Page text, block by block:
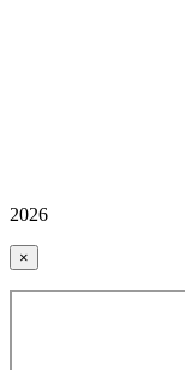
2026
×